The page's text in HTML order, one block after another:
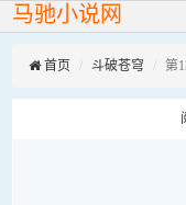
马驰小说网
首页 斗破苍穹 第